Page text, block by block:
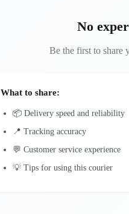
No
Be the first to share
What to share:
📦 Delivery speed and reliability
📍 Tracking accuracy
💬 Customer service experience
💡 Tips for using this courier